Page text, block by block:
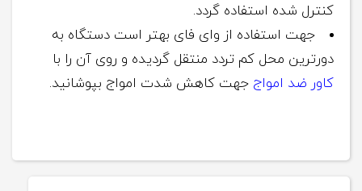
کنترل‌ شده استفاده گردد.
جهت استفاده از وای فای بهتر است دستگاه به
دورترین محل کم تردد منتقل گردیده و روی آن را با
کاور ضد امواج جهت کاهش شدت امواج بپوشانید.